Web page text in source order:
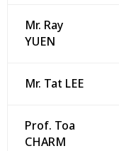
Mr. Ray
YUEN
Mr. Tat LEE
Prof. Toa
CHARM